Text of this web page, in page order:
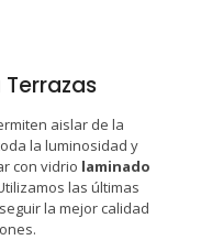
aislar de la
la luminosidad y
con vidrio laminado
las últimas
la mejor calidad
las necesidades de